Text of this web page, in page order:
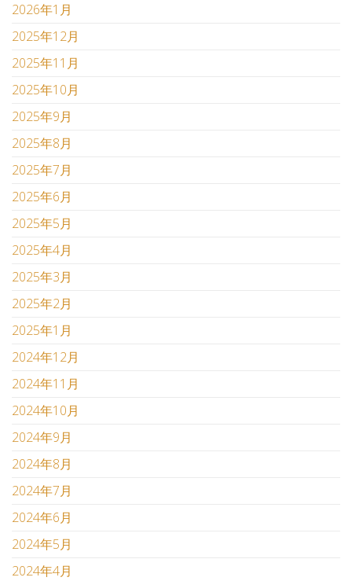
2026年1月
2025年12月
2025年11月
2025年10月
2025年9月
2025年8月
2025年7月
2025年6月
2025年5月
2025年4月
2025年3月
2025年2月
2025年1月
2024年12月
2024年11月
2024年10月
2024年9月
2024年8月
2024年7月
2024年6月
2024年5月
2024年4月